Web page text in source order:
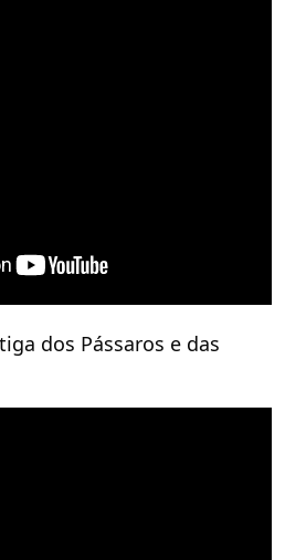
dos Pássaros e das